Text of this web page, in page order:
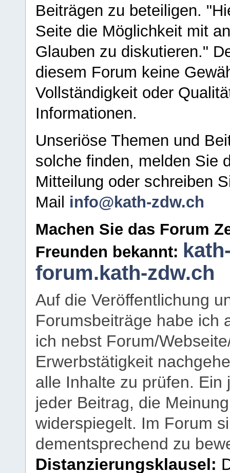
Beiträgen zu beteiligen.
Seite die Möglichkeit mit
Glauben zu diskutieren."
diesem Forum keine
Vollständigkeit oder
Informationen.
Unseriöse Themen und
solche finden, melden Sie
Mitteilung oder schreiben
Mail info@kath-zdw.ch
Machen Sie das Forum
Freunden bekannt:
forum.kath-zdw.ch
Auf die Veröffentlichung
Forumsbeiträge habe ich
ich nebst Forum/
Erwerbstätigkeit
alle Inhalte zu prüfen.
jeder Beitrag, die
widerspiegelt. Im Forum
dementsprechend zu
Distanzierungsklausel: